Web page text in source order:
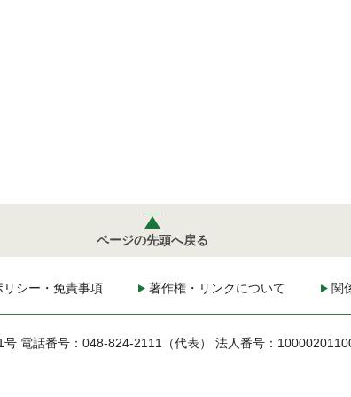
ページの先頭へ戻る
シー・免責事項 著作権・リンクについて 関
号 電話番号：048-824-2111（代表） 法人番号：